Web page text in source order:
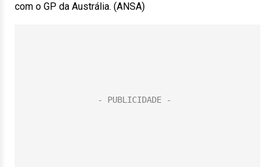
com o GP da Austrália. (ANSA)